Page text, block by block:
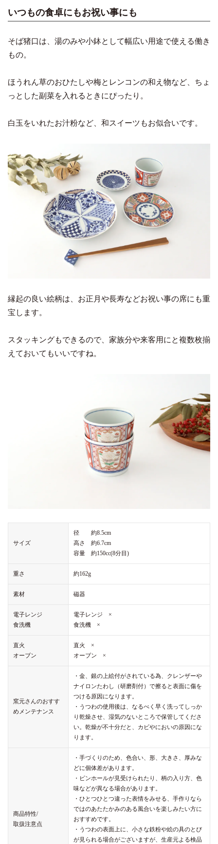
いつもの食卓にもお祝い事にも
そば猪口は、湯のみや小鉢として幅広い用途で使える働き
もの。
ほうれん草のおひたしや梅とレンコンの和え物など、ちょ
っとした副菜を入れるときにぴったり。
白玉をいれたお汁粉など、和スイーツもお似合いです。
縁起の良い絵柄は、お正月や長寿などお祝い事の席にも重
宝します。
スタッキングもできるので、家族分や来客用にと複数枚揃
えておいてもいいですね。
サイズ
径 約8.5cm
高さ 約6.7cm
容量 約150cc(8分目)
重さ 約162g
素材 磁器
電子レンジ
食洗機
電子レンジ ×
食洗機 ×
直火
オーブン
直火 ×
オーブン ×
窯元さんのおすす
めメンテナンス
・金、銀の上絵付がされている為、クレンザーや
ナイロンたわし（研磨剤付）で擦ると表面に傷を
つける原因になります。
・うつわの使用後は、なるべく早く洗ってしっか
り乾燥させ、湿気のないところで保管してくださ
い。乾燥が不十分だと、カビやにおいの原因にな
ります。
商品特性/
取扱注意点
・手づくりのため、色合い、形、大きさ、厚みな
どに個体差があります。
・ピンホールが見受けられたり、柄の入り方、色
味などが異なる場合があります。
・ひとつひとつ違った表情をみせる、手作りなら
ではのあたたかみのある風合いを楽しみたい方に
おすすめです。
・うつわの表面上に、小さな鉄粉や絵の具のとび
が見られる場合がございますが、生産元よる検品